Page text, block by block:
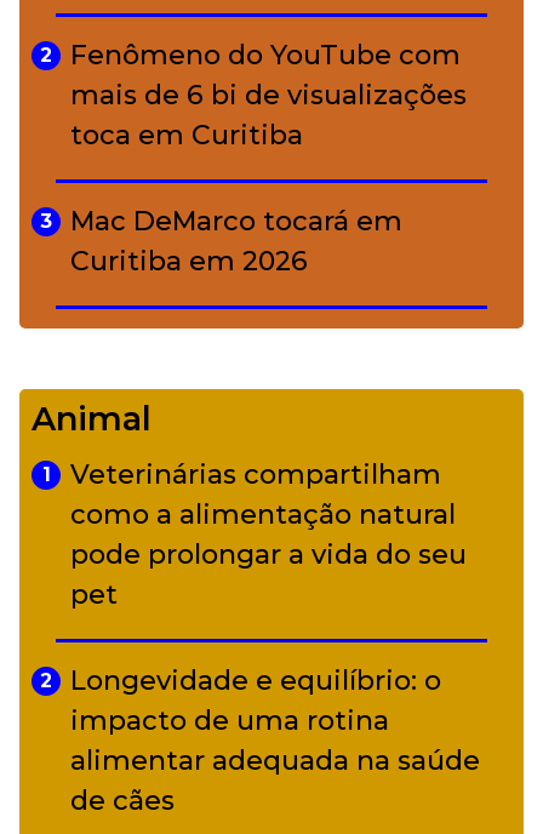
A ciência por trás da skincare: a
função de cada ativo
2
Fenômeno do YouTube com
mais de 6 bi de visualizações
toca em Curitiba
3
Mac DeMarco tocará em
Curitiba em 2026
Camerata tem repertório
diverso a partir de R$ 17
Adriana Calcanhotto retoma
alter ego infantil para show em
Curitiba
Animal
1
Veterinárias compartilham
como a alimentação natural
pode prolongar a vida do seu
pet
2
Longevidade e equilíbrio: o
impacto de uma rotina
alimentar adequada na saúde
de cães